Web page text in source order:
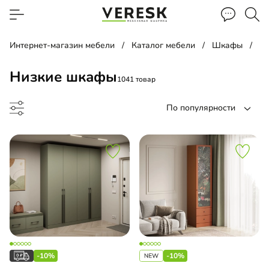
Интернет-магазин мебели Каталог мебели Шкафы
Низкие шкафы1041 товар
По популярности
купе
гармошка
угловой
-10% -10%